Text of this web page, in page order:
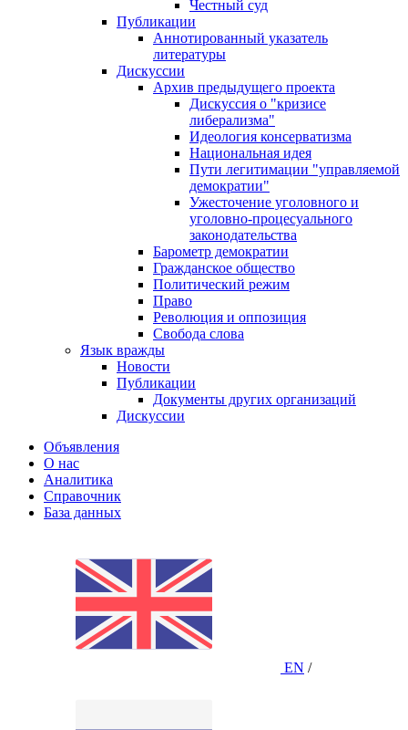
Честный суд
Публикации
Аннотированный указатель
литературы
Дискуссии
Архив предыдущего проекта
Дискуссия о "кризисе
либерализма"
Идеология консерватизма
Национальная идея
Пути легитимации "управляемой
демократии"
Ужесточение уголовного и
уголовно-процесуального
законодательства
Барометр демократии
Гражданское общество
Политический режим
Право
Революция и оппозиция
Свобода слова
Язык вражды
Новости
Публикации
Документы других организаций
Дискуссии
Объявления
О нас
Аналитика
Справочник
База данных
EN /